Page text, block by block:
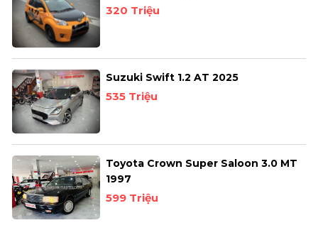
320 Triệu
Suzuki Swift 1.2 AT 2025
535 Triệu
Toyota Crown Super Saloon 3.0 MT
1997
599 Triệu